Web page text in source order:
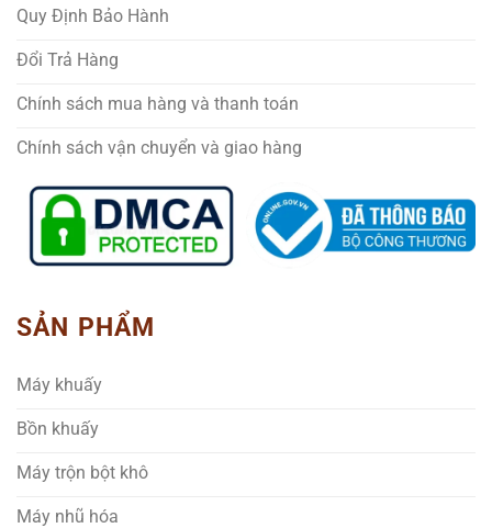
Quy Định Bảo Hành
Đổi Trả Hàng
Chính sách mua hàng và thanh toán
Chính sách vận chuyển và giao hàng
SẢN PHẨM
Máy khuấy
Bồn khuấy
Máy trộn bột khô
Máy nhũ hóa